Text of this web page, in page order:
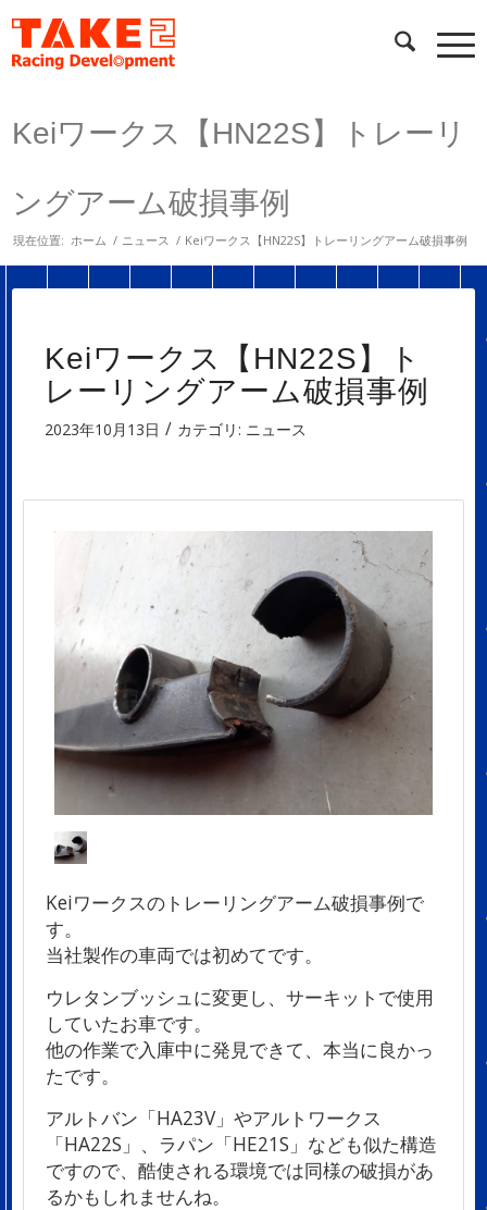
Keiワークス【HN22S】トレーリ
ングアーム破損事例
現在位置: ホーム / ニュース / Keiワークス【HN22S】トレーリングアーム破損事例
Keiワークス【HN22S】ト
レーリングアーム破損事例
2023年10月13日 / カテゴリ: ニュース
Keiワークスのトレーリングアーム破損事例で
す。
当社製作の車両では初めてです。
ウレタンブッシュに変更し、サーキットで使用
していたお車です。
他の作業で入庫中に発見できて、本当に良かっ
たです。
アルトバン「HA23V」やアルトワークス
「HA22S」、ラパン「HE21S」なども似た構造
ですので、酷使される環境では同様の破損があ
るかもしれませんね。